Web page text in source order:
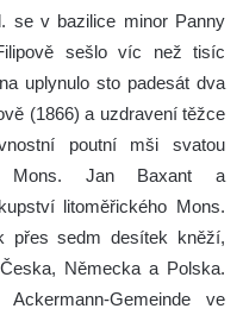
se v bazilice minor Panny
sešlo víc než tisíc
uplynulo sto padesát dva
(1866) a uzdravení těžce
poutní mši svatou
Mons. Jan Baxant a
litoměřického Mons.
přes sedm desítek kněží,
Německa a Polska.
Gemeinde ve